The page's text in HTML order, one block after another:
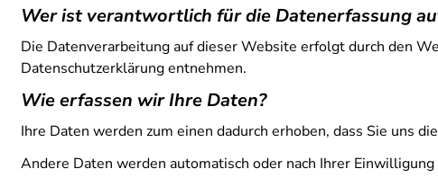
Wer ist verantwortlich für die Datenerfassung
Die Datenverarbeitung auf dieser Website erfolgt durch den
Datenschutzerklärung entnehmen.
Wie erfassen wir Ihre Daten?
Ihre Daten werden zum einen dadurch erhoben, dass Sie uns
Andere Daten werden automatisch oder nach Ihrer